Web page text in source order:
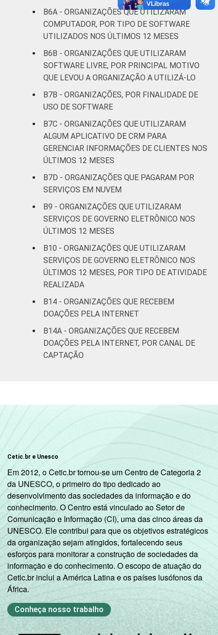
Saúde e
assistência
social
28 68
Habitação e
meio ambiente
17 76
Outros 35 55
Fonte: CGI.br/NIC.br, Centro Regional de
Estudos para o Desenvolvimento da
Sociedade da Informação (Cetic.br),
Pesquisa sobre o uso das tecnologias de
sem fins lucrativos brasileiras - TIC
Organizações Sem Fins Lucrativos 2022.
B6A - ORGANIZAÇÕES QUE UTILIZARAM
COMPUTADOR, POR TIPO DE SOFTWARE
UTILIZADOS NOS ÚLTIMOS 12 MESES
B6B - ORGANIZAÇÕES QUE UTILIZARAM
SOFTWARE LIVRE, POR PRINCIPAL MOTIVO
QUE LEVOU A ORGANIZAÇÃO A UTILIZÁ-LO
B7B - ORGANIZAÇÕES, POR FINALIDADE DE
USO DE SOFTWARE
B7C - ORGANIZAÇÕES QUE UTILIZARAM
ALGUM APLICATIVO DE CRM PARA
GERENCIAR INFORMAÇÕES DE CLIENTES NOS
ÚLTIMOS 12 MESES
B7D - ORGANIZAÇÕES QUE PAGARAM POR
SERVIÇOS EM NUVEM
B9 - ORGANIZAÇÕES QUE UTILIZARAM
SERVIÇOS DE GOVERNO ELETRÔNICO NOS
ÚLTIMOS 12 MESES
B10 - ORGANIZAÇÕES QUE UTILIZARAM
SERVIÇOS DE GOVERNO ELETRÔNICO NOS
ÚLTIMOS 12 MESES, POR TIPO DE ATIVIDADE
REALIZADA
B14 - ORGANIZAÇÕES QUE RECEBEM
DOAÇÕES PELA INTERNET
B14A - ORGANIZAÇÕES QUE RECEBEM
DOAÇÕES PELA INTERNET, POR CANAL DE
CAPTAÇÃO
Cetic.br e Unesco
Em 2012, o Cetic.br tornou-se um Centro de Categoria 2
da UNESCO, o primeiro do tipo dedicado ao
desenvolvimento das sociedades da informação e do
conhecimento. O Centro está vinculado ao Setor de
Comunicação e Informação (CI), uma das cinco áreas da
UNESCO. Ele contribui para que os objetivos estratégicos
da organização sejam atingidos, fortalecendo seus
esforços para monitorar a construção de sociedades da
informação e do conhecimento. O escopo de atuação do
Cetic.br inclui a América Latina e os países lusófonos da
África.
Conheça nosso trabalho